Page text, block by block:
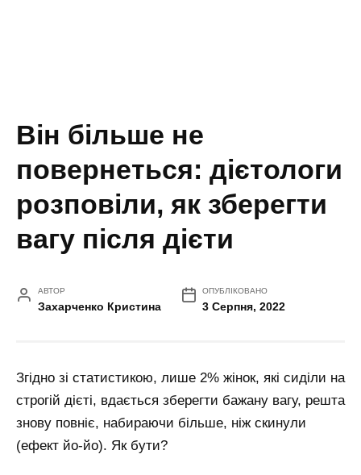
Він більше не
повернеться: дієтологи
розповіли, як зберегти
вагу після дієти
АВТОР
Захарченко Кристина
ОПУБЛІКОВАНО
3 Серпня, 2022
Згідно зі статистикою, лише 2% жінок, які сиділи на
строгій дієті, вдається зберегти бажану вагу, решта
знову повніє, набираючи більше, ніж скинули
(ефект йо-йо). Як бути?